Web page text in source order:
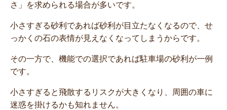
さ」を求められる場合が多いです。
小さすぎる砂利であれば砂利が目立たなくなるので、せ
っかくの石の表情が見えなくなってしまうからです。
その一方で、機能での選択であれば駐車場の砂利が一例
です。
小さすぎると飛散するリスクが大きくなり、周囲の車に
迷惑を掛けるかも知れません。